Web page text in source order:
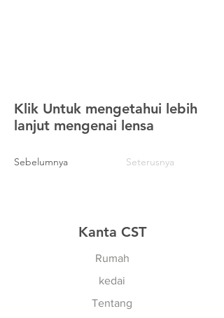
Klik Untuk mengetahui lebih
lanjut mengenai lensa
Sebelumnya Seterusnya
Kanta CST
Rumah
kedai
Tentang